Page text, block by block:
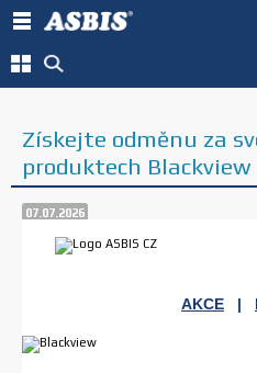
Získejte odměnu za
produktech Blackview
07.07.2026
AKCE |